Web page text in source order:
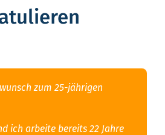
zum 25-jährigen
ich arbeite bereits 22 Jahre